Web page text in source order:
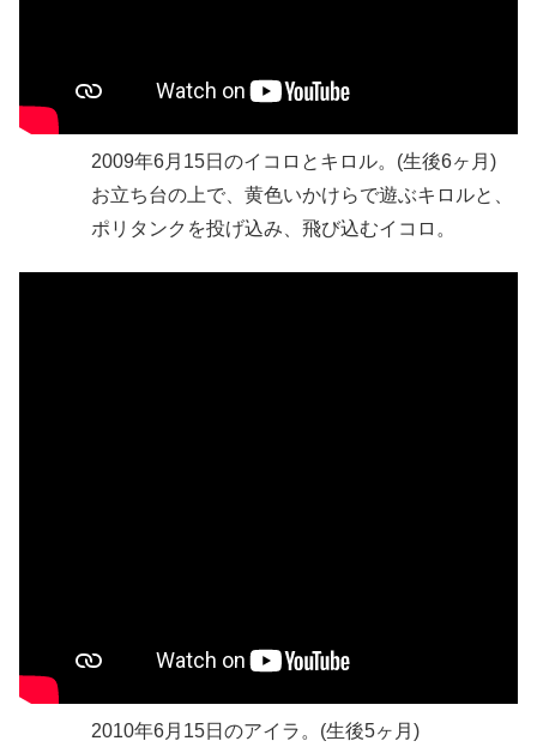
2009年6月15日のイコロとキロル。(生後6ヶ月)
お立ち台の上で、黄色いかけらで遊ぶキロルと、
ポリタンクを投げ込み、飛び込むイコロ。
2010年6月15日のアイラ。(生後5ヶ月)